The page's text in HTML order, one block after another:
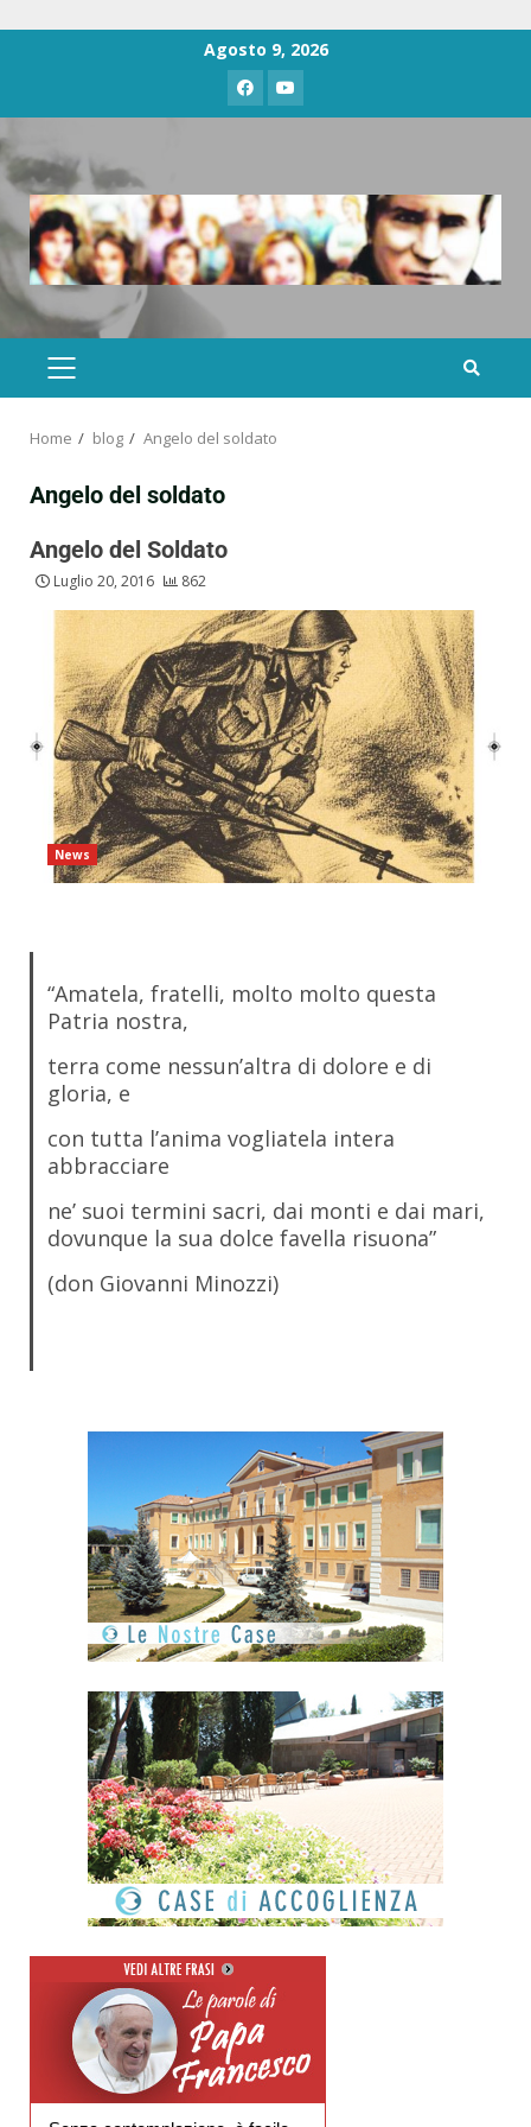
Agosto 9, 2026
Home blog Angelo del soldato
Angelo del soldato
Angelo del Soldato
Luglio 20, 2016 862
News
“Amatela, fratelli, molto molto questa
Patria nostra,
terra come nessun’altra di dolore e di
gloria, e
con tutta l’anima vogliatela intera
abbracciare
ne’ suoi termini sacri, dai monti e dai mari,
dovunque la sua dolce favella risuona”
(don Giovanni Minozzi)